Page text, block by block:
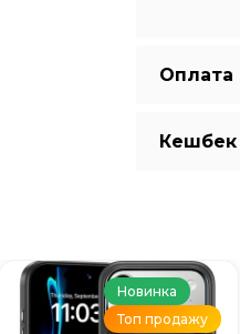
Оплата
Кешбек
Новинка
Топ продажу